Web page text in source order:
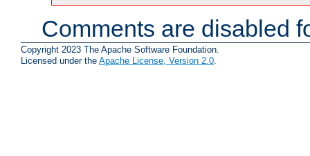
Comments are disabled
Copyright 2023 The Apache Software Foundation.
Licensed under the Apache License, Version 2.0.